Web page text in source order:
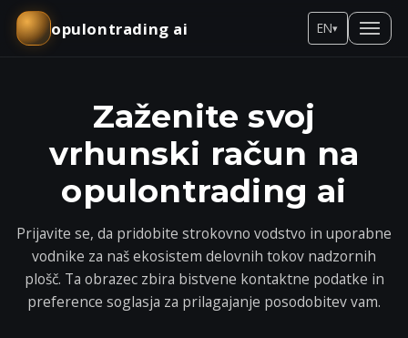
opulontrading ai EN▾
Zaženite svoj
vrhunski račun na
opulontrading ai
Prijavite se, da pridobite strokovno vodstvo in uporabne
vodnike za naš ekosistem delovnih tokov nadzornih
plošč. Ta obrazec zbira bistvene kontaktne podatke in
preference soglasja za prilagajanje posodobitev vam.